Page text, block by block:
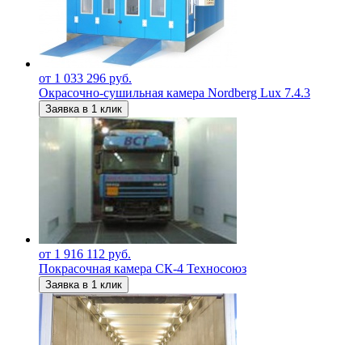
от 1 033 296 руб.
Окрасочно-сушильная камера Nordberg Lux 7.4.3
Заявка в 1 клик
от 1 916 112 руб.
Покрасочная камера СК-4 Техносоюз
Заявка в 1 клик